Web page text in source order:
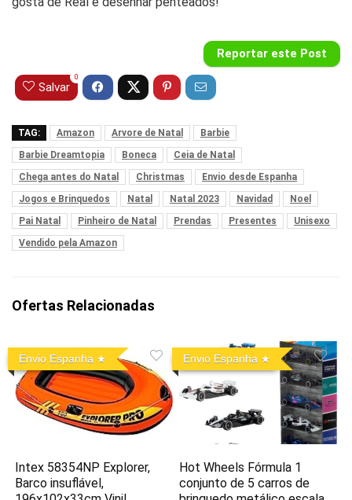
Reportar este Post
Salvar
0
TAG: Amazon Arvore de Natal
Barbie
Barbie Dreamtopia
Boneca
Ceia de Natal
Chega antes do Natal
Christmas
Envio desde Espanha
Jogos e Brinquedos
Natal Natal 2023 Navidad
Noel
Pai Natal
Pinheiro de Natal Prendas Presentes
Unisexo
Vendido pela Amazon
Ofertas Relacionadas
Envio Espanha
Intex 58354NP Explorer,
Barco insuflável,
Envio Espanha
Hot Wheels Fórmula 1
conjunto de 5 carros de